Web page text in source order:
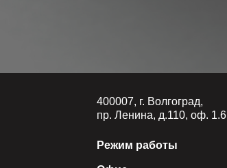
400007, г. Волгоград,
пр. Ленина, д.110, оф. 1.6
Режим работы